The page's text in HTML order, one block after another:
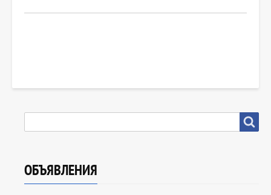
ОБЪЯВЛЕНИЯ